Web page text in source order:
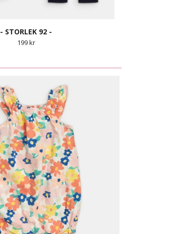
- STORLEK 92 -
199 kr